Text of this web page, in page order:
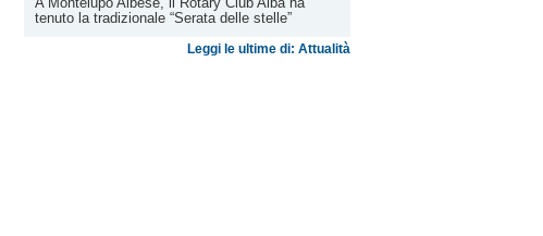
tenuto la tradizionale “Serata delle stelle”
Leggi le ultime di: Attualità